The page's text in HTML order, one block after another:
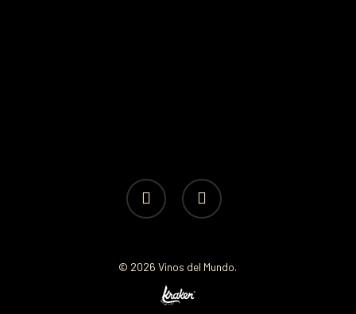
facebook instagram
© 2026 Vinos del Mundo.